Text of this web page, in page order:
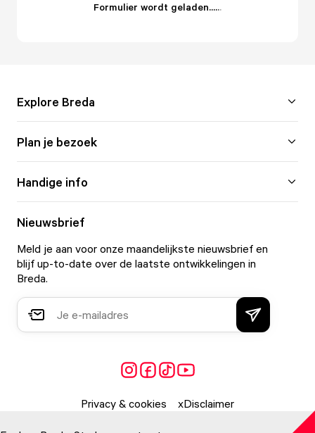
Formulier wordt geladen......
Explore Breda
Plan je bezoek
Handige info
Nieuwsbrief
Meld je aan voor onze maandelijkste nieuwsbrief en
blijf up-to-date over de laatste ontwikkelingen in
Breda.
Privacy & cookies Disclaimer